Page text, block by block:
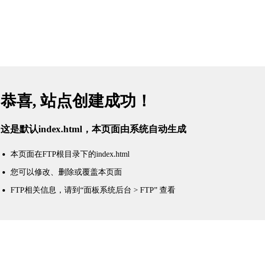
恭喜, 站点创建成功！
这是默认index.html，本页面由系统自动生成
本页面在FTP根目录下的index.html
您可以修改、删除或覆盖本页面
FTP相关信息，请到“面板系统后台 > FTP” 查看